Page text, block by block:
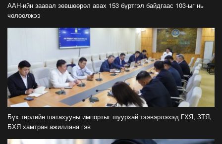
"Улсын цолд хүрсэн бөхчүүдээс допинг
илрээгүй, аймгийн цолтой нэг бөхөөс илэрсэн
гэх имэйл ирсэн"
2026-07-21
Засгийн газрын хуралдаанаас гарсан
шийдвэрийг танилцуулж байна
2026-07-21
Тажикистан Улсын Ерөнхийлөгч Эмомали
Рахмоныг угтан авлаа
ААН-ийн заавал зөвшөөрөл авах 153 бүртгэл байдгаас 103-ыг нь
чөлөөлжээ
Бүх төрлийн шатахууны импортыг шуурхай тээвэрлэхэд ГХЯ, ЗТЯ,
БХЯ хамтран ажиллана гэв